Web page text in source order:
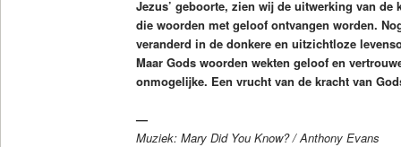
Jezus’ geboorte, zien wij de uitwerking van de
die woorden met geloof ontvangen worden.
veranderd in de donkere en uitzichtloze
Maar Gods woorden wekten geloof en
onmogelijke. Een vrucht van de kracht van
—
Muziek: Mary Did You Know? / Anthony Evans